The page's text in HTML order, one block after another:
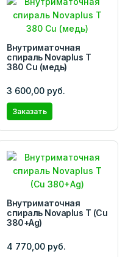
Внутриматочная
спираль Novaplus T
380 Cu (медь)
3 600,00 руб.
Заказать
Внутриматочная
спираль Novaplus T (Cu
380+Ag)
4 770,00 руб.